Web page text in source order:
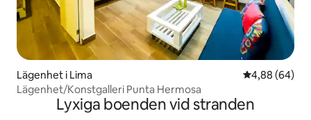
Lägenhet i Lima 4,88 av 5 i
4,88 (64)
Lägenhet/Konstgalleri Punta Hermosa
Lyxiga boenden vid stranden